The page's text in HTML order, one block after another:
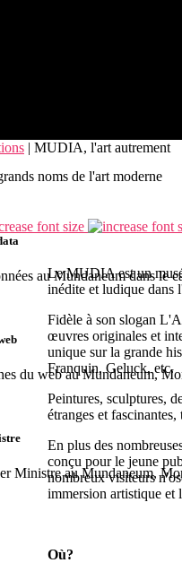
noms de l'art moderne
au Mundaneum dans le
du web au Mundaneum,
Ministre au Mundaneum,
| MUDIA, l'art autrement
font size
Le MUDIA est un
inédite et ludique dans
Fidèle à son slogan
œuvres originales et
unique sur la grande
Franquin, Geluck, etc.
Peintures, sculptures,
étranges et
En plus des
conçu pour le jeune
nombreux visiteurs
immersion artistique et
Où?